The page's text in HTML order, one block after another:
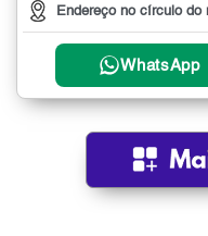
Endereço no círculo do
WhatsApp